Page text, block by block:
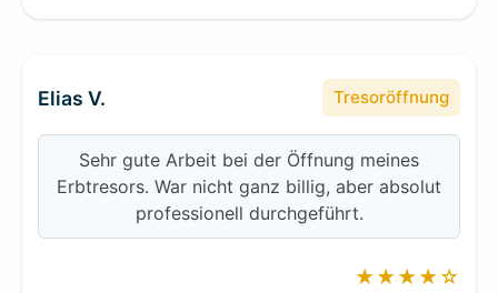
Elias V. Tresoröffnung
Sehr gute Arbeit bei der Öffnung meines
Erbtresors. War nicht ganz billig, aber absolut
professionell durchgeführt.
★★★★☆